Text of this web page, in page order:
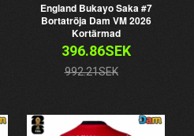
England Bukayo Saka #7
Bortatröja Dam VM 2026
Kortärmad
396.86SEK
992.21SEK